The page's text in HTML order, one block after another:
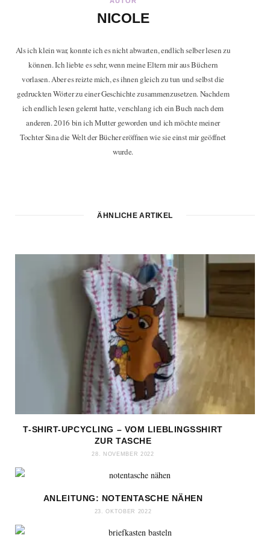
NICOLE
Als ich klein war, konnte ich es nicht abwarten, endlich selber lesen zu
können. Ich liebte es sehr, wenn meine Eltern mir aus Büchern
vorlasen. Aber es reizte mich, es ihnen gleich zu tun und selbst die
gedruckten Wörter zu einer Geschichte zusammenzusetzen. Nachdem
ich endlich lesen gelernt hatte, verschlang ich ein Buch nach dem
anderen. 2016 bin ich Mutter geworden und ich möchte meiner
Tochter Sina die Welt der Bücher eröffnen wie sie einst mir geöffnet
wurde.
ÄHNLICHE ARTIKEL
T-SHIRT-UPCYCLING – VOM LIEBLINGSSHIRT
ZUR TASCHE
28. NOVEMBER 2022
ANLEITUNG: NOTENTASCHE NÄHEN
23. OKTOBER 2022